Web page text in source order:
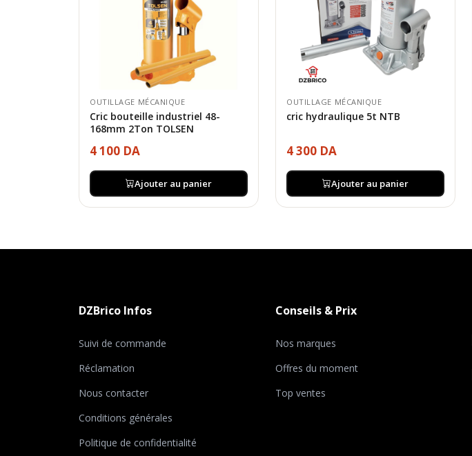
OUTILLAGE MÉCANIQUE
Cric bouteille industriel 48-
168mm 2Ton TOLSEN
4 100 DA
Ajouter au panier
OUTILLAGE MÉCANIQUE
cric hydraulique 5t NTB
4 300 DA
Ajouter au panier
DZBrico Infos
Suivi de commande
Réclamation
Nous contacter
Conditions générales
Politique de confidentialité
Conseils & Prix
Nos marques
Offres du moment
Top ventes